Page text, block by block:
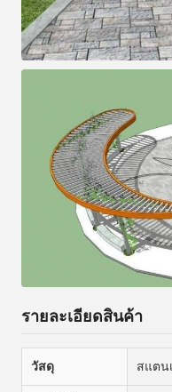
รายละเอียดสินค้า
วัสดุ สแตน